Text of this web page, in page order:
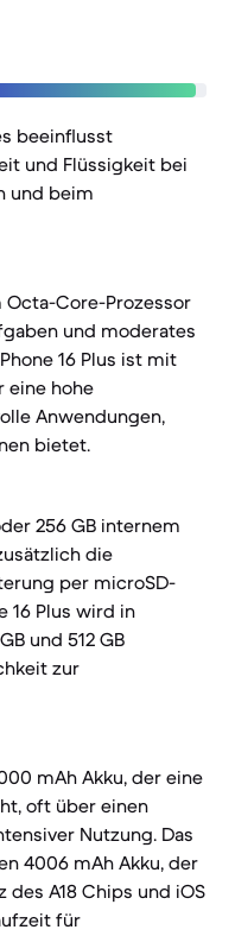
beeinflusst
und Flüssigkeit bei
und beim
Octa-Core-Prozessor
und moderates
16 Plus ist mit
eine hohe
Anwendungen,
bietet.
256 GB internem
die
per microSD-
16 Plus wird in
und 512 GB
zur
mAh Akku, der eine
oft über einen
Nutzung. Das
4006 mAh Akku, der
A18 Chips und iOS
für